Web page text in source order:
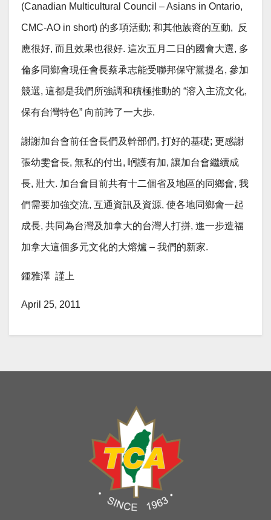
(Canadian Multicultural Council – Asians in Ontario,
CMC-AO in short) 的多項活動; 和其他族裔的互動, 反
應很好, 而且效果也很好. 這次五月二日的國會大選, 多
倫多同鄉會現任會長蔡承志能受聯邦保守黨提名, 參加
競選, 這都是我們所強調和積極推動的 “溶入主流文化,
保有台灣特色” 向前跨了一大歩.
謝謝加台會前任會長們及幹部們, 打好的基礎; 更感謝
張幼雯會長, 無私的付出, 哬護有加, 讓加台會繼續成
長, 壯大. 加台會目前共有十二個省及地區的同鄉會, 我
們需要加強交流, 互通資訊及資源, 使各地同鄉會一起
成長, 共同為台灣及加拿大的台灣人打拼, 進一步造福
加拿大這個多元文化的大熔爐 – 我們的新家.
鍾雅澤 謹上
April 25, 2011